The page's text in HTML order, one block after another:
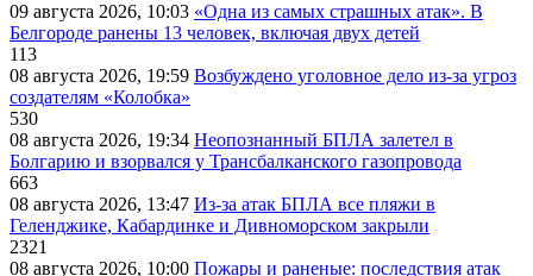
09 августа 2026, 10:03 «Одна из самых страшных атак». В
Белгороде ранены 13 человек, включая двух детей
113
08 августа 2026, 19:59 Возбуждено уголовное дело из-за угроз
создателям «Колобка»
530
08 августа 2026, 19:34 Неопознанный БПЛА залетел в
Болгарию и взорвался у Трансбалканского газопровода
663
08 августа 2026, 13:47 Из-за атак БПЛА все пляжи в
Геленджике, Кабардинке и Дивноморском закрыли
2321
08 августа 2026, 10:00 Пожары и раненые: последствия атак